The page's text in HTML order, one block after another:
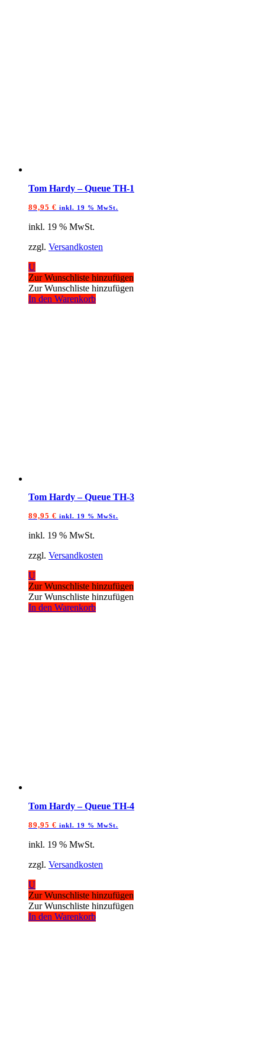
Tom Hardy – Queue TH-1
89,95 € inkl. 19 % MwSt.
inkl. 19 % MwSt.
zzgl. Versandkosten
U
Zur Wunschliste hinzufügen
Zur Wunschliste hinzufügen
In den Warenkorb
Tom Hardy – Queue TH-3
89,95 € inkl. 19 % MwSt.
inkl. 19 % MwSt.
zzgl. Versandkosten
U
Zur Wunschliste hinzufügen
Zur Wunschliste hinzufügen
In den Warenkorb
Tom Hardy – Queue TH-4
89,95 € inkl. 19 % MwSt.
inkl. 19 % MwSt.
zzgl. Versandkosten
U
Zur Wunschliste hinzufügen
Zur Wunschliste hinzufügen
In den Warenkorb